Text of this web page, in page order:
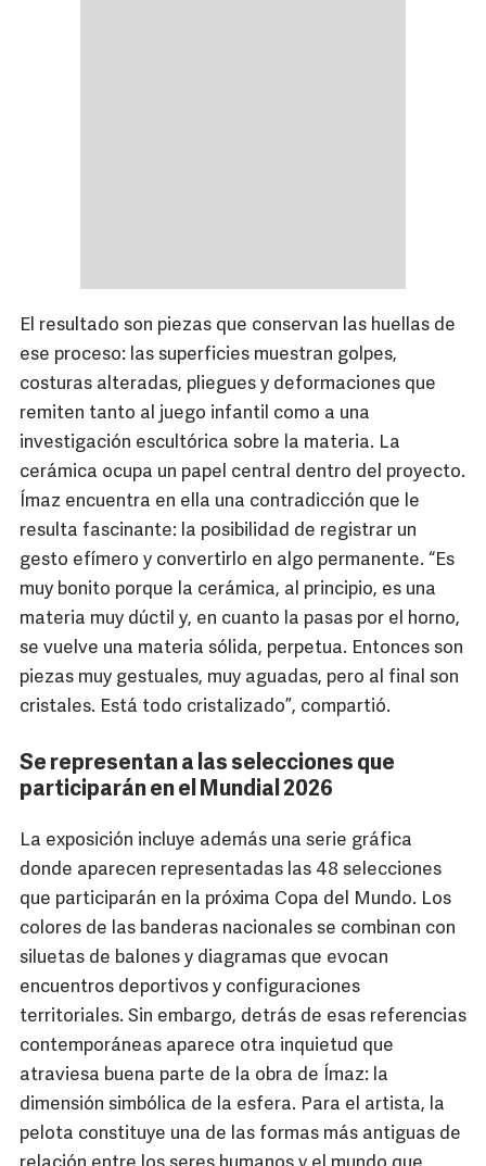
El resultado son piezas que conservan las huellas de
ese proceso: las superficies muestran golpes,
costuras alteradas, pliegues y deformaciones que
remiten tanto al juego infantil como a una
investigación escultórica sobre la materia. La
cerámica ocupa un papel central dentro del proyecto.
Ímaz encuentra en ella una contradicción que le
resulta fascinante: la posibilidad de registrar un
gesto efímero y convertirlo en algo permanente. “Es
muy bonito porque la cerámica, al principio, es una
materia muy dúctil y, en cuanto la pasas por el horno,
se vuelve una materia sólida, perpetua. Entonces son
piezas muy gestuales, muy aguadas, pero al final son
cristales. Está todo cristalizado”, compartió.
Se representan a las selecciones que
participarán en el Mundial 2026
La exposición incluye además una serie gráfica
donde aparecen representadas las 48 selecciones
que participarán en la próxima Copa del Mundo. Los
colores de las banderas nacionales se combinan con
siluetas de balones y diagramas que evocan
encuentros deportivos y configuraciones
territoriales. Sin embargo, detrás de esas referencias
contemporáneas aparece otra inquietud que
atraviesa buena parte de la obra de Ímaz: la
dimensión simbólica de la esfera. Para el artista, la
pelota constituye una de las formas más antiguas de